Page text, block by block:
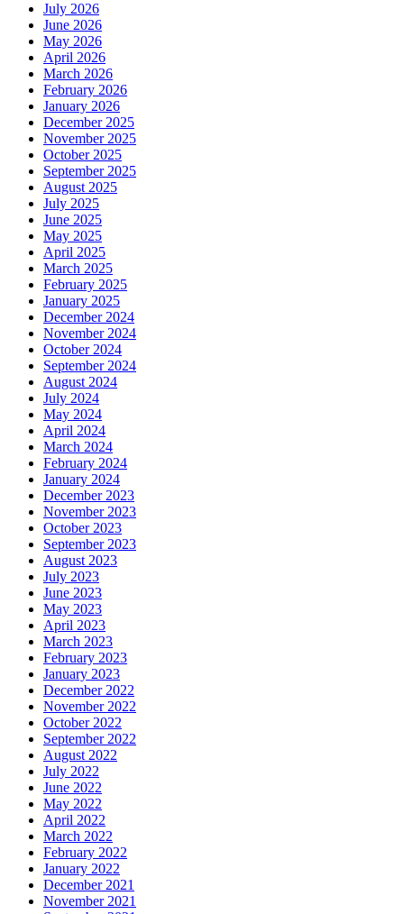
July 2026
June 2026
May 2026
April 2026
March 2026
February 2026
January 2026
December 2025
November 2025
October 2025
September 2025
August 2025
July 2025
June 2025
May 2025
April 2025
March 2025
February 2025
January 2025
December 2024
November 2024
October 2024
September 2024
August 2024
July 2024
May 2024
April 2024
March 2024
February 2024
January 2024
December 2023
November 2023
October 2023
September 2023
August 2023
July 2023
June 2023
May 2023
April 2023
March 2023
February 2023
January 2023
December 2022
November 2022
October 2022
September 2022
August 2022
July 2022
June 2022
May 2022
April 2022
March 2022
February 2022
January 2022
December 2021
November 2021